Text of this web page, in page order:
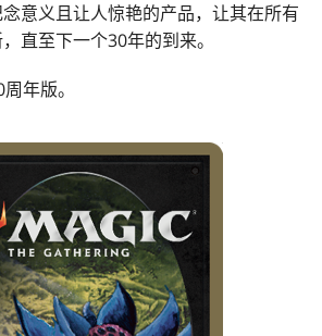
意义且让人惊艳的产品，让其在所有
直至下一个30年的到来。
年版。